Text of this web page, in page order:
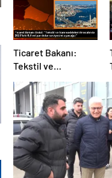
Ticaret Bakanı:
Tekstil ve
ihracatında artış var